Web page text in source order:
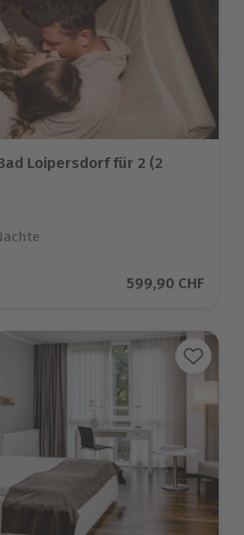
Loipersdorf für 2 (2
Aktueller Preis
599,90 CHF